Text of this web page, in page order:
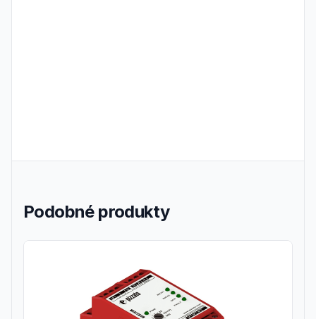
Podobné produkty